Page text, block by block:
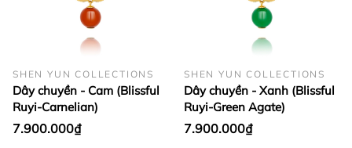
SHEN YUN COLLECTIONS
Dây chuyền - Cam (Blissful
Ruyi-Carnelian)
7.900.000₫
SHEN YUN COLLECTIONS
Dây chuyền - Xanh (Blissful
Ruyi-Green Agate)
7.900.000₫